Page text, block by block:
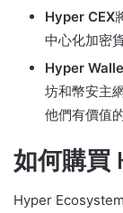
Hyper CEX
中心化加密
Hyper
坊和幣安主
他們有價值
如何購買
Hyper